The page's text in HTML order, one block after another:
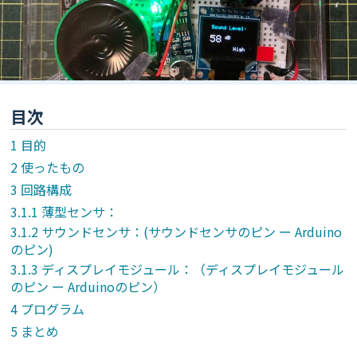
目次
目的
使ったもの
回路構成
薄型センサ：
サウンドセンサ：(サウンドセンサのピン ー Arduino
のピン)
ディスプレイモジュール：（ディスプレイモジュール
のピン ー Arduinoのピン）
プログラム
まとめ